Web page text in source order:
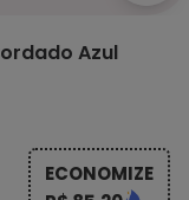
Azul
ECONOMIZE